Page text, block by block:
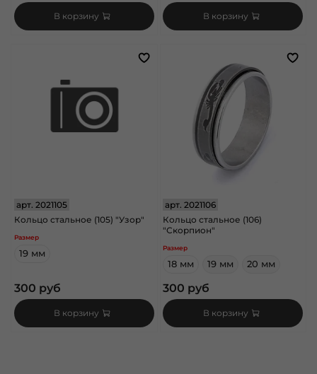
В корзину В корзину
арт. 2021105
Кольцо стальное (105) "Узор"
Размер
19 мм
300 руб
В корзину
арт.2021106
Кольцо стальное (106)
"Скорпион"
Размер
18 мм 19 мм 20 мм
300 руб
В корзину